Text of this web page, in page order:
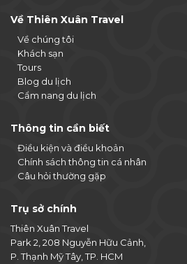
Về Thiên Xuân Travel
Về chúng tôi
Khách sạn
Tours
Blog du lịch
Cẩm nang du lịch
Thông tin cần biết
Điều kiện và điều khoản
Chính sách thông tin cá nhân
Câu hỏi thường gặp
Trụ sở chính
Thiên Xuân Travel
Park 2, 208 Nguyễn Hữu Cảnh,
P. Thạnh Mỹ Tây, TP. HCM